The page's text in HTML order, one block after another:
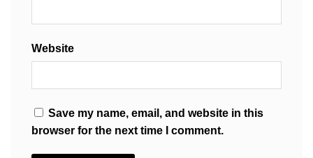
Website
Save my name, email, and website in this
browser for the next time I comment.